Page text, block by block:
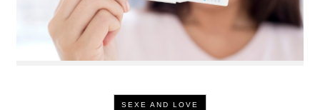
SEXE AND LOVE